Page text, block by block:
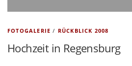
FOTOGALERIE / RÜCKBLICK 2008
Hochzeit in Regensburg